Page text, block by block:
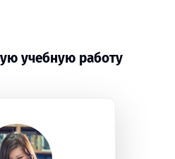
учебную работу